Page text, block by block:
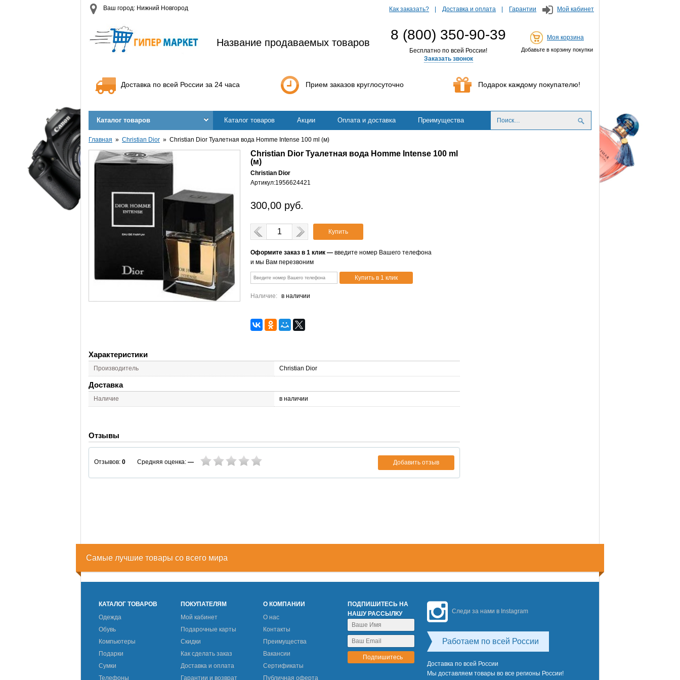
Ваш город: Нижний Новгород Как заказать? Доставка и оплата Гарантии Мой кабинет
Название продаваемых товаров 8 (800) 350-90-39
Бесплатно по всей России!
Заказать звонок
Моя корзина
Добавьте в корзину покупки
Доставка по всей России за 24 часа Прием заказов круглосуточно Подарок каждому покупателю!
Каталог товаров Каталог товаров Акции Оплата и доставка Преимущества
Главная Christian Dior Christian Dior Туалетная вода Homme Intense 100 ml (м)
Christian Dior Туалетная вода Homme Intense 100 ml
(м)
Christian Dior
Артикул:1956624421
300,00 руб.
Купить
Оформите заказ в 1 клик — введите номер Вашего телефона
и мы Вам перезвоним
Наличие: в наличии
Характеристики
Производитель Christian Dior
Доставка
Наличие в наличии
Отзывы
Отзывов: 0 Средняя оценка: — Добавить отзыв
Самые лучшие товары со всего мира
КАТАЛОГ ТОВАРОВ
Одежда
Обувь
Компьютеры
Подарки
Сумки
Телефоны
ПОКУПАТЕЛЯМ
Мой кабинет
Подарочные карты
Скидки
Как сделать заказ
Доставка и оплата
Гарантии и возврат
О КОМПАНИИ
О нас
Контакты
Преимущества
Вакансии
Сертификаты
Публичная оферта
ПОДПИШИТЕСЬ НА
НАШУ РАССЫЛКУ
Следи за нами в Instagram
Работаем по всей России
Доставка по всей России
Мы доставляем товары во все регионы России!